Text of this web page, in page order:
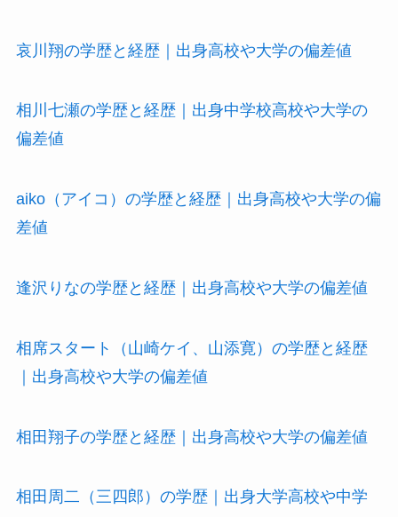
哀川翔の学歴と経歴｜出身高校や大学の偏差値
相川七瀬の学歴と経歴｜出身中学校高校や大学の
偏差値
aiko（アイコ）の学歴と経歴｜出身高校や大学の偏
差値
逢沢りなの学歴と経歴｜出身高校や大学の偏差値
相席スタート（山崎ケイ、山添寛）の学歴と経歴
｜出身高校や大学の偏差値
相田翔子の学歴と経歴｜出身高校や大学の偏差値
相田周二（三四郎）の学歴｜出身大学高校や中学